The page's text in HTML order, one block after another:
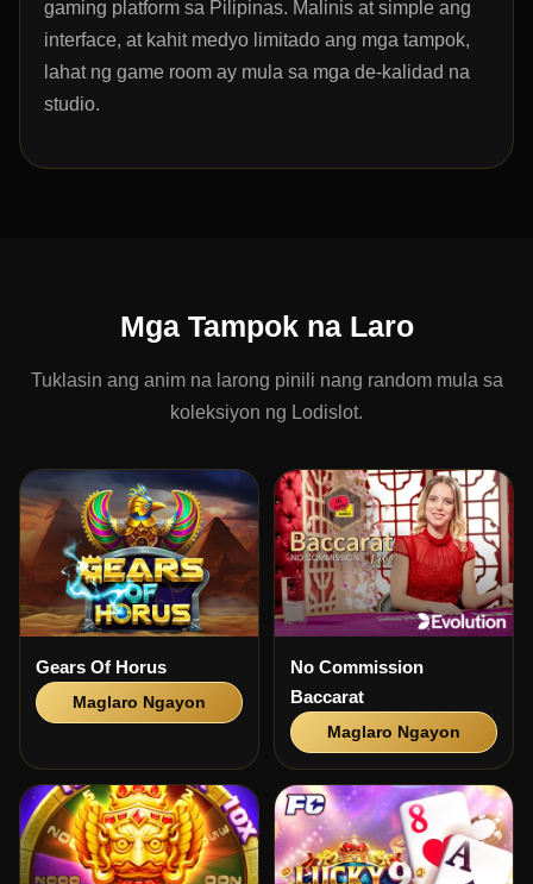
gaming platform sa Pilipinas. Malinis at simple ang
interface, at kahit medyo limitado ang mga tampok,
lahat ng game room ay mula sa mga de-kalidad na
studio.
Mga Tampok na Laro
Tuklasin ang anim na larong pinili nang random mula sa
koleksiyon ng Lodislot.
Gears Of Horus
Maglaro Ngayon
No Commission
Baccarat
Maglaro Ngayon